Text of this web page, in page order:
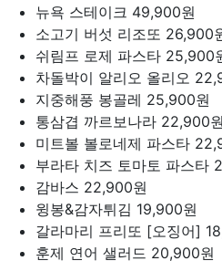
뉴욕 스테이크 49,900원
소고기 버섯 리조또 26,900
쉬림프 로제 파스타 25,900
차돌박이 알리오 올리오
지중해풍 봉골레 25,900원
통삼겹 까르보나라 22,900원
미트볼 볼로네제 파스타
부라타 치즈 토마토 파스타
감바스 22,900원
윙봉&감자튀김 19,900원
갈라마리 프리또 [오징어]
훈제 연어 샐러드 20,900원